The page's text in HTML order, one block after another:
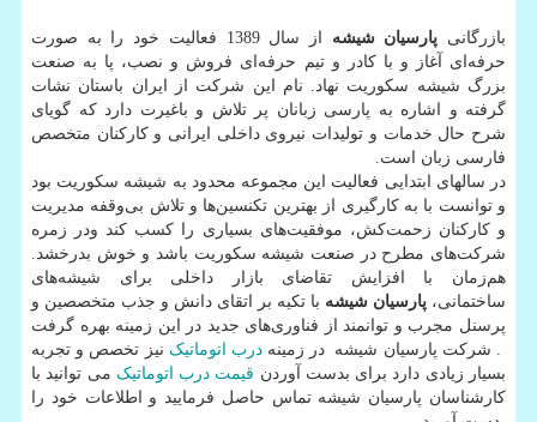
بازرگانی پارسیان شیشه
از سال 1389 فعالیت خود را به صورت
حرفه‌ای آغاز و با کادر و تیم حرفه‌ای فروش و نصب، پا به صنعت
بزرگ شیشه سکوریت نهاد. نام این شرکت از ایران باستان نشات
گرفته و اشاره به پارسی زبانان پر تلاش و باغیرت دارد که گویای
شرح حال خدمات و تولیدات نیروی داخلی ایرانی و کارکنان متخصص
فارسی زبان است.
در سالهای ابتدایی فعالیت این مجموعه محدود به شیشه سکوریت بود
و توانست با به کارگیری از بهترین تکنسین‌ها و تلاش بی‌وقفه مدیریت
و کارکنان زحمت‌کش، موفقیت‌های بسیاری را کسب کند ودر زمره
شرکت‌های مطرح در صنعت شیشه سکوریت باشد و خوش بدرخشد.
هم‌زمان با افزایش تقاضای بازار داخلی برای شیشه‌های
ساختمانی، پارسیان شیشه با تکیه بر اتقای دانش و جذب متخصصین و
پرسنل مجرب و توانمند از فناوری‌های جدید در این زمینه بهره گرفت
. شرکت پارسیان شیشه در زمینهدرب اتوماتیک نیز تخصص و تجربه
بسیار زیادی دارد برای بدست آوردن قیمت درب اتوماتیک می توانید با
کارشناسان پارسیان شیشه تماس حاصل فرمایید و اطلاعات خود را